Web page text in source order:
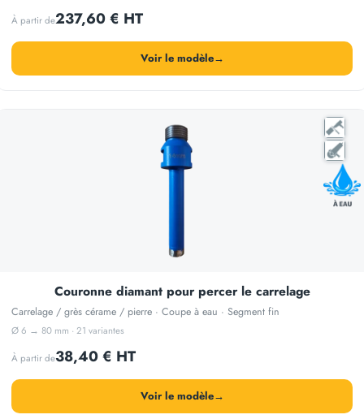
À partir de237,60 € HT
Voir le modèle→
Couronne diamant pour percer le carrelage
Carrelage / grès cérame / pierre · Coupe à eau · Segment fin
Ø 6 → 80 mm · 21 variantes
À partir de38,40 € HT
Voir le modèle→